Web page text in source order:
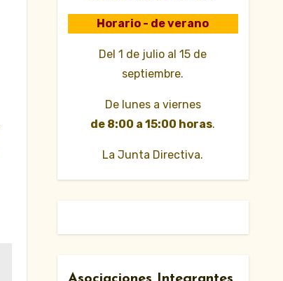
Horario - de verano
Del 1 de julio al 15 de
septiembre.
De lunes a viernes
de 8:00 a 15:00 horas.
La Junta Directiva.